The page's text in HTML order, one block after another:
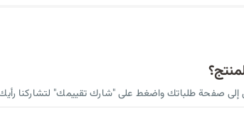
إلى صفحة طلباتك واضغط على "شارك تقييمك" لتشاركنا